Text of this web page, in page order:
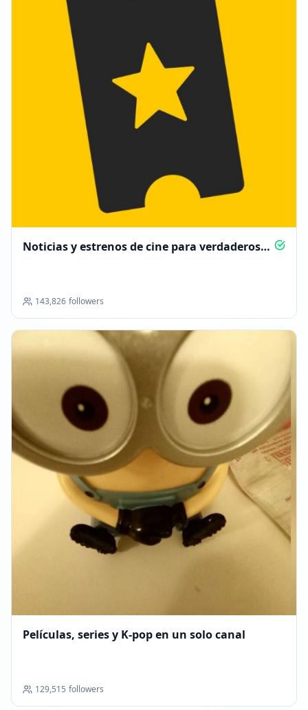
Alcanzó 145.7K seguidores
Noticias y estrenos de cine para verdaderos
143,826 followers
Películas, series y K‑pop en un solo canal
129,515 followers